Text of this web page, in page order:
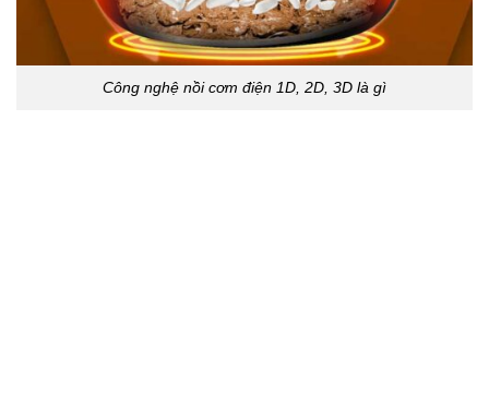
Công nghệ nồi cơm điện 1D, 2D, 3D là gì